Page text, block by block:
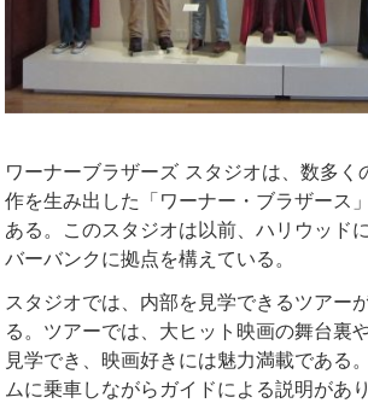
ワーナーブラザーズ スタジオは、数多く
作を生み出した「ワーナー・ブラザース
ある。このスタジオは以前、ハリウッド
バーバンクに拠点を構えている。
スタジオでは、内部を見学できるツアー
る。ツアーでは、大ヒット映画の舞台裏
見学でき、映画好きには魅力満載である
ムに乗車しながらガイドによる説明があ